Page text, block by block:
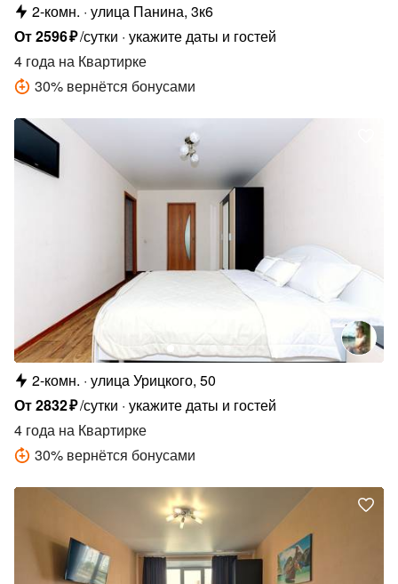
2-комн. улица Панина, 3к6
От2596₽/сутки укажите даты и гостей
4 года на Квартирке
30% вернётся бонусами
2-комн. улица Урицкого, 50
От2832₽/сутки укажите даты и гостей
4 года на Квартирке
30% вернётся бонусами